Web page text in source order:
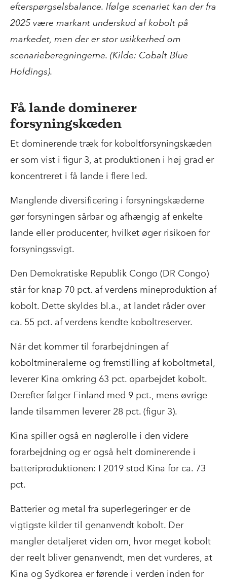
efterspørgselsbalance. Ifølge scenariet kan der fra
2025 være markant underskud af kobolt på
markedet, men der er stor usikkerhed om
scenarieberegningerne. (Kilde: Cobalt Blue
Holdings).
Få lande dominerer
forsyningskæden
Et dominerende træk for koboltforsyningskæden
er som vist i figur 3, at produktionen i høj grad er
koncentreret i få lande i flere led.
Manglende diversificering i forsyningskæderne
gør forsyningen sårbar og afhængig af enkelte
lande eller producenter, hvilket øger risikoen for
forsyningssvigt.
​​Den Demokratiske Republik Congo (DR Congo)
står for knap 70 pct. af verdens mineproduktion af
kobolt. Dette skyldes bl.a., at landet råder over
ca. 55 pct. af verdens kendte koboltreserver.
Når det kommer til forarbejdningen af
koboltmineralerne og fremstilling af koboltmetal,
leverer Kina omkring 63 pct. oparbejdet kobolt.
Derefter følger Finland med 9 pct., mens øvrige
lande tilsammen leverer 28 pct. (figur 3).
Kina spiller også en nøglerolle i den videre
forarbejdning og er også helt dominerende i
batteriproduktionen: I 2019 stod Kina for ca. 73
pct.
Batterier og metal fra superlegeringer er de
vigtigste kilder til genanvendt kobolt. Der
mangler detaljeret viden om, hvor meget kobolt
der reelt bliver genanvendt, men det vurderes, at
Kina og Sydkorea er førende i verden inden for